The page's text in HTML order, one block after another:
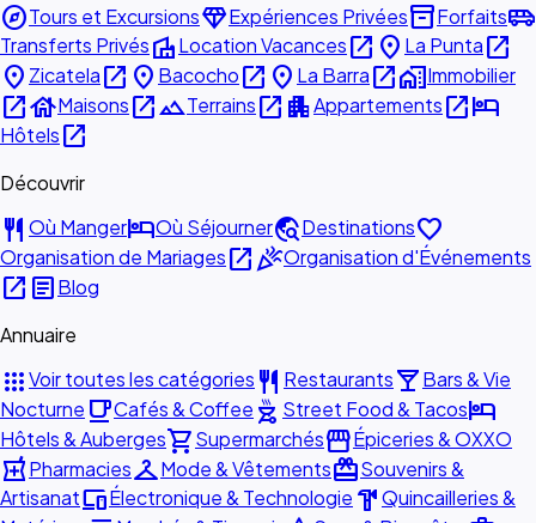
exploreTours et ExcursionsdiamondExpériences Privéesinventory_2Forfaitsairport_shuttle
Transferts PrivésvillaLocation Vacancesopen_in_new place La Puntaopen_in_new
place Zicatelaopen_in_new place Bacochoopen_in_new place La Barraopen_in_newhome_workImmobilier
open_in_newhouseMaisonsopen_in_newlandscapeTerrainsopen_in_new apartmentAppartementsopen_in_newhotel
Hôtelsopen_in_new
Découvrir
restaurant Où MangerhotelOù Séjournertravel_exploreDestinationsfavorite
Organisation de Mariagesopen_in_newcelebrationOrganisation d'Événements
open_in_new articleBlog
Annuaire
appsVoir toutes les catégories restaurant Restaurantslocal_barBars & Vie
Nocturne local_cafeCafés & Coffee outdoor_grill Street Food & Tacoshotel
Hôtels & Aubergesshopping_cartSupermarchésstorefrontÉpiceries & OXXO
local_pharmacyPharmaciescheckroomMode & VêtementsredeemSouvenirs &
ArtisanatdevicesÉlectronique & Technologie hardwareQuincailleries &